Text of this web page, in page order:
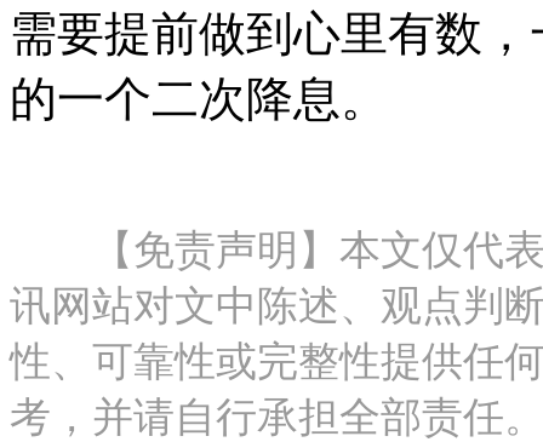
需要提前做到心里有数
的一个二次降息。
【免责声明】本文仅代表
讯网站对文中陈述、观点判
性、可靠性或完整性提供任
考，并请自行承担全部责任。